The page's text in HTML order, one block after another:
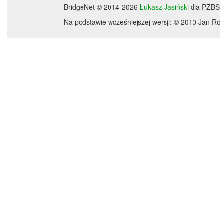
BridgeNet © 2014-2026 Łukasz Jasiński dla PZBS
Na podstawie wcześniejszej wersji: © 2010 Jan